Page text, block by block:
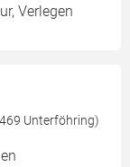
Verlegen
Unterföhring)